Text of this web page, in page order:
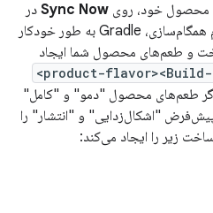
محصول خود، روی Sync Now در
نوار اعلان کلیک کنید. پس از اتمام همگام‌سازی، Gradle به طور خودکار
و طعم‌های محصول شما ایجاد
اگر طعم‌های محصول "دمو" و "کامل"
"اشکال‌زدایی" و "انتشار" را